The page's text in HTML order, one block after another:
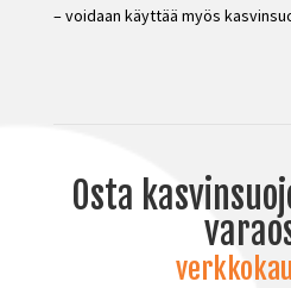
– voidaan käyttää myös
Osta